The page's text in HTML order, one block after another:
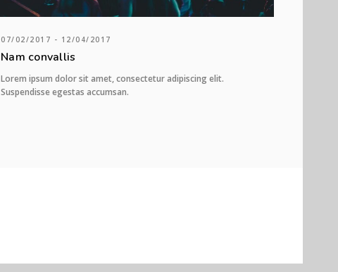
07/02/2017 - 12/04/2017
Nam convallis
Lorem ipsum dolor sit amet, consectetur adipiscing elit.
Suspendisse egestas accumsan.